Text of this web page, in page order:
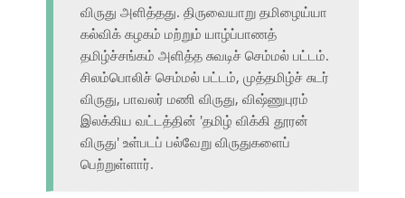
விருது அளித்தது. திருவையாறு தமிழைய்யா
கல்விக் கழகம் மற்றும் யாழ்ப்பாணத்
தமிழ்ச்சங்கம் அளித்த சுவடிச் செம்மல் பட்டம்.
சிலம்பொலிச் செம்மல் பட்டம், முத்தமிழ்ச் சுடர்
விருது, பாவலர் மணி விருது, விஷ்ணுபுரம்
இலக்கிய வட்டத்தின் 'தமிழ் விக்கி தூரன்
விருது' உள்படப் பல்வேறு விருதுகளைப்
பெற்றுள்ளார்.